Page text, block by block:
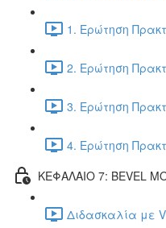
1. Ερώτηση
2. Ερώτηση
3. Ερώτηση
4. Ερώτηση
ΚΕΦΑΛΑΙΟ 7: BEVEL
Διδασκαλία με